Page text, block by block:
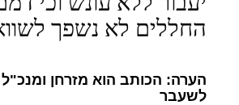
החללים לא נשפך
הערה: הכותב הוא מזרחן
לשעבר